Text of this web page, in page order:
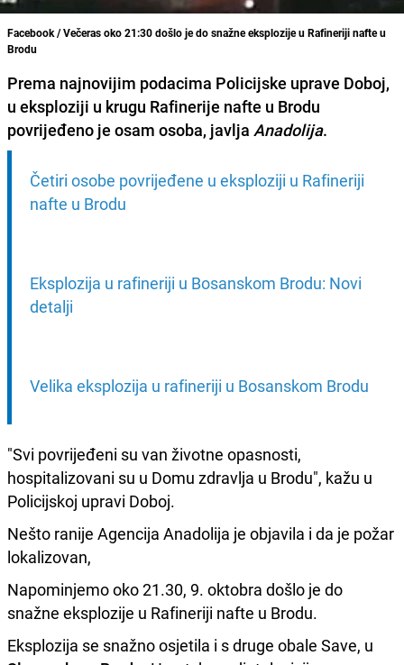
Facebook / Večeras oko 21:30 došlo je do snažne eksplozije u Rafineriji nafte u
Brodu
Prema najnovijim podacima Policijske uprave Doboj,
u eksploziji u krugu Rafinerije nafte u Brodu
povrijeđeno je osam osoba, javlja Anadolija.
Četiri osobe povrijeđene u eksploziji u Rafineriji
nafte u Brodu
Eksplozija u rafineriji u Bosanskom Brodu: Novi
detalji
Velika eksplozija u rafineriji u Bosanskom Brodu
"Svi povrijeđeni su van životne opasnosti,
hospitalizovani su u Domu zdravlja u Brodu", kažu u
Policijskoj upravi Doboj.
Nešto ranije Agencija Anadolija je objavila i da je požar
lokalizovan,
Napominjemo oko 21.30, 9. oktobra došlo je do
snažne eksplozije u Rafineriji nafte u Brodu.
Eksplozija se snažno osjetila i s druge obale Save, u